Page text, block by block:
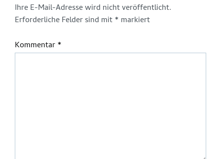
Ihre E-Mail-Adresse wird nicht veröffentlicht.
Erforderliche Felder sind mit* markiert
Kommentar*